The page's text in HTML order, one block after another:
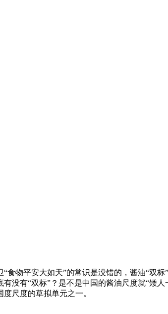
物平安大如天”的常识是没错的，酱油“双
没有“双标”？是不是中国的酱油尺度就“矮
尺度的草拟单元之一。